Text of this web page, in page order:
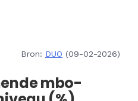
Bron: DUO (09-02-2026)
mbo-